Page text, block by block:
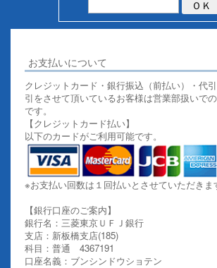
お支払いについて
クレジットカード・銀行振込（前払い）・代
引をさせて頂いているお客様は営業部扱いで
です。
【クレジットカード払い】
以下のカードがご利用可能です。
※お支払い回数は１回払いとさせていただきま
【銀行口座のご案内】
銀行名：三菱東京ＵＦＪ銀行
支店：新板橋支店(185)
科目：普通 4367191
口座名義：ブンシンドウショテン